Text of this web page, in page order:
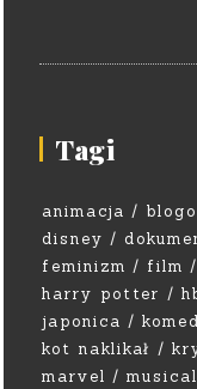
Tagi
animacja
disney
feminizm
film
harry potter
japonica
kot naklikał
marvel
musical